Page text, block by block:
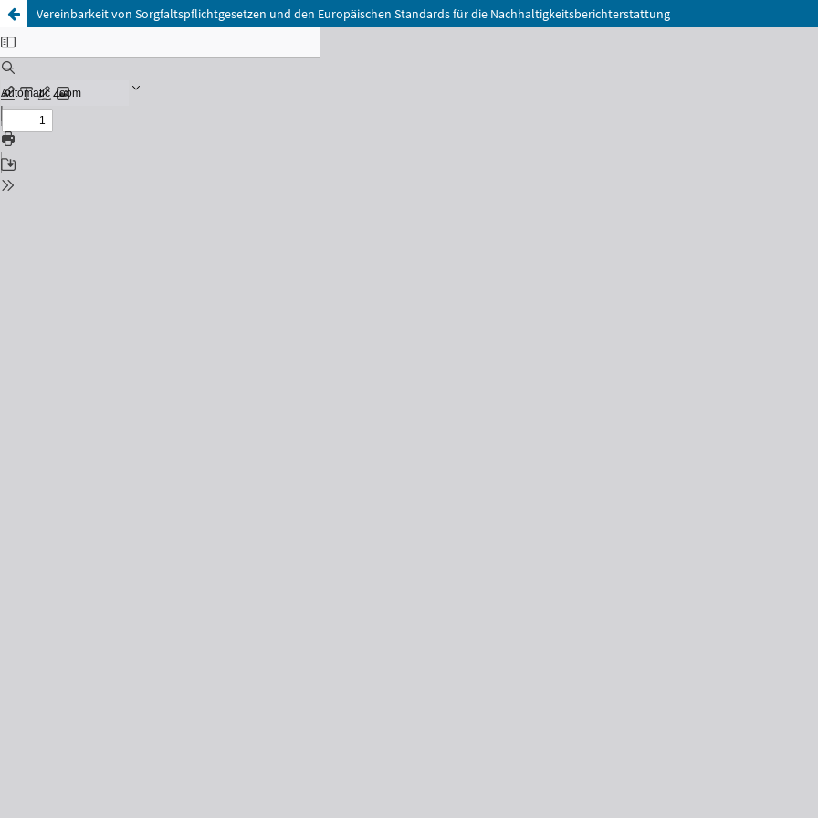
Vereinbarkeit von Sorgfaltspflichtgesetzen und den Europäischen Standards für die Nachhaltigkeitsberichterstattung